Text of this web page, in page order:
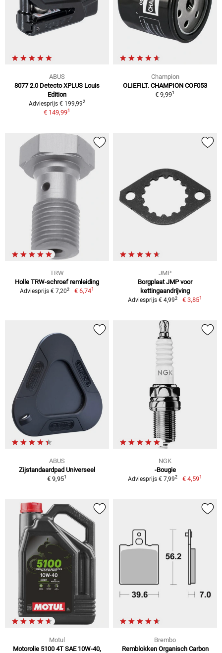
ABUS
8077 2.0 Detecto XPLUS Louis
Edition
Adviesprijs € 199,992
€ 149,991
Champion
OLIEFILT. CHAMPION COF053
€ 9,991
TRW
Holle TRW-schroef remleiding
Adviesprijs € 7,202 € 6,741
JMP
Borgplaat JMP voor
kettingaandrijving
Adviesprijs € 4,992 € 3,851
ABUS
Zijstandaardpad Universeel
€ 9,951
NGK
-Bougie
Adviesprijs € 7,992 € 4,591
Motul
Motorolie 5100 4T SAE 10W-40,
Brembo
Remblokken Organisch Carbon